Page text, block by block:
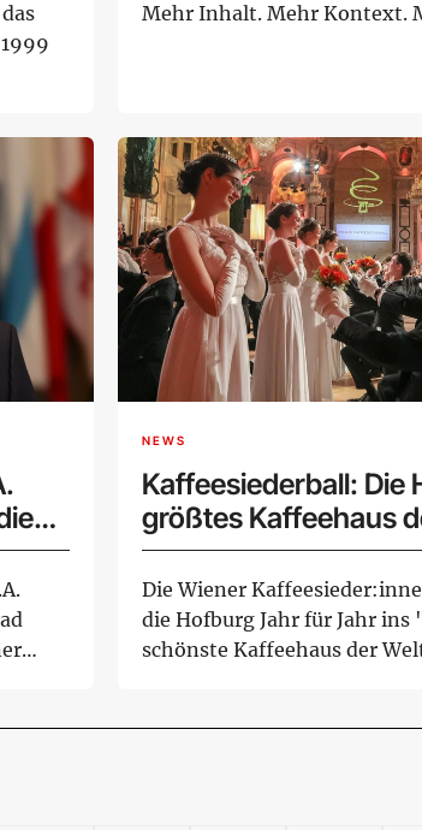
Mehr Inhalt. Mehr Kontext.
NEWS
Kaffeesiederball: Die
größtes Kaffeehaus
Die Wiener
die Hofburg Jahr für Jahr ins
schönste Kaffeehaus der